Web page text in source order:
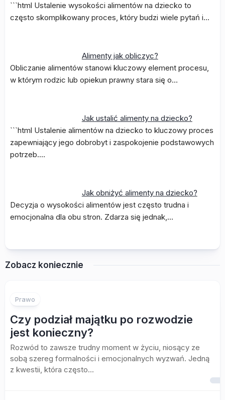
```html Ustalenie wysokości alimentów na dziecko to
często skomplikowany proces, który budzi wiele pytań i…
Alimenty jak obliczyc?
Obliczanie alimentów stanowi kluczowy element procesu,
w którym rodzic lub opiekun prawny stara się o…
Jak ustalić alimenty na dziecko?
```html Ustalenie alimentów na dziecko to kluczowy proces
zapewniający jego dobrobyt i zaspokojenie podstawowych
potrzeb.…
Jak obniżyć alimenty na dziecko?
Decyzja o wysokości alimentów jest często trudna i
emocjonalna dla obu stron. Zdarza się jednak,…
Zobacz koniecznie
Prawo
Czy podział majątku po rozwodzie
jest konieczny?
Rozwód to zawsze trudny moment w życiu, niosący ze
sobą szereg formalności i emocjonalnych wyzwań. Jedną
z kwestii, która często...